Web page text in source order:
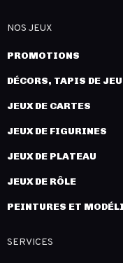
NOS JEUX
PROMOTIONS
DÉCORS, TAPIS DE
JEUX DE CARTES
JEUX DE FIGURINES
JEUX DE PLATEAU
JEUX DE RÔLE
PEINTURES ET
SERVICES